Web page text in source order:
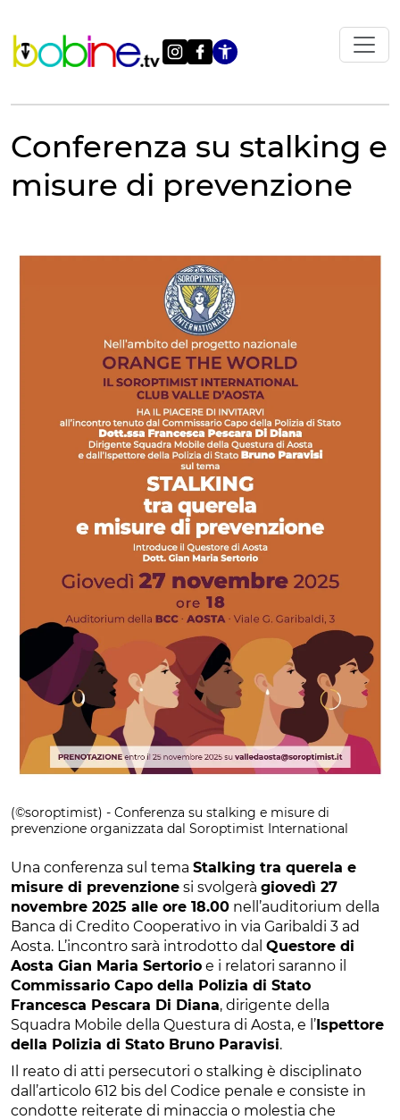
contenuto
Apri le
Conferenza su stalking e
misure di prevenzione
(©soroptimist) - Conferenza su stalking e misure di
prevenzione organizzata dal Soroptimist International
Una conferenza sul tema Stalking tra querela e
misure di prevenzione si svolgerà giovedì 27
novembre 2025 alle ore 18.00 nell’auditorium della
Banca di Credito Cooperativo in via Garibaldi 3 ad
Aosta. L’incontro sarà introdotto dal Questore di
Aosta Gian Maria Sertorio e i relatori saranno il
Commissario Capo della Polizia di Stato
Francesca Pescara Di Diana, dirigente della
Squadra Mobile della Questura di Aosta, e l’Ispettore
della Polizia di Stato Bruno Paravisi.
Il reato di atti persecutori o stalking è disciplinato
dall’articolo 612 bis del Codice penale e consiste in
condotte reiterate di minaccia o molestia che